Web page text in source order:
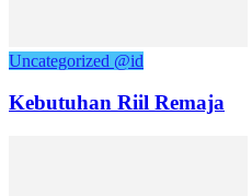
Uncategorized @id
Kebutuhan Riil Remaja